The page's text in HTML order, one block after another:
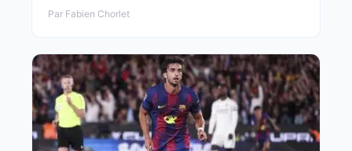
Par Fabien Chorlet